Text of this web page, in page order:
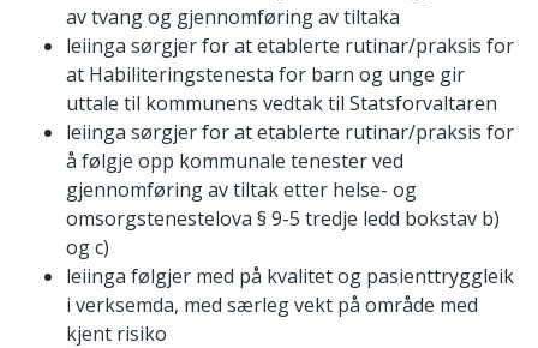
av tvang og gjennomføring av tiltaka
leiinga sørgjer for at etablerte rutinar/praksis for
at Habiliteringstenesta for barn og unge gir
uttale til kommunens vedtak til Statsforvaltaren
leiinga sørgjer for at etablerte rutinar/praksis for
å følgje opp kommunale tenester ved
gjennomføring av tiltak etter helse- og
omsorgstenestelova § 9-5 tredje ledd bokstav b)
og c)
leiinga følgjer med på kvalitet og pasienttryggleik
i verksemda, med særleg vekt på område med
kjent risiko